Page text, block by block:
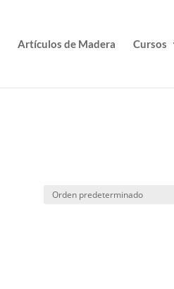
Artículos de Madera Cursos